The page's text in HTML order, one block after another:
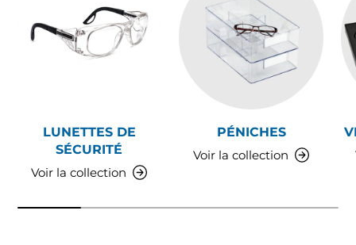
LUNETTES DE
SÉCURITÉ
Voir la collection
PÉNICHES
Voir la collection